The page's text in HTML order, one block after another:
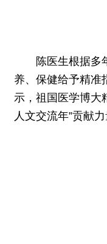
陈医生根据多
养、保健给予精准
示，祖国医学博大
人文交流年”贡献力